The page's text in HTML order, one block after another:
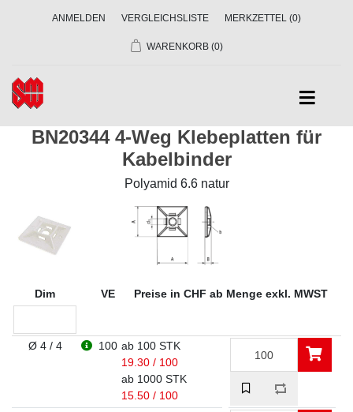
ANMELDEN VERGLEICHSLISTE MERKZETTEL (0)
WARENKORB (0)
BN20344 4-Weg Klebeplatten für
Kabelbinder
Polyamid 6.6 natur
Dim VE Preise in CHF ab Menge exkl. MWST
Ø 4 / 4 100 ab 100 STK
19.30 / 100
ab 1000 STK
15.50 / 100